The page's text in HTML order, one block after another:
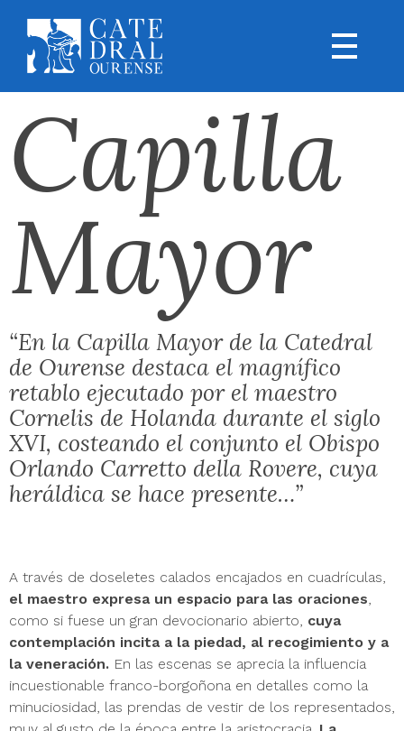
Capilla
Mayor
“En la Capilla Mayor de la Catedral
de Ourense destaca el magnífico
retablo ejecutado por el maestro
Cornelis de Holanda durante el siglo
XVI, costeando el conjunto el Obispo
Orlando Carretto della Rovere, cuya
heráldica se hace presente…”
A través de doseletes calados encajados en cuadrículas,
el maestro expresa un espacio para las oraciones,
como si fuese un gran devocionario abierto, cuya
contemplación incita a la piedad, al recogimiento y a
la veneración. En las escenas se aprecia la influencia
incuestionable franco-borgoñona en detalles como la
minuciosidad, las prendas de vestir de los representados,